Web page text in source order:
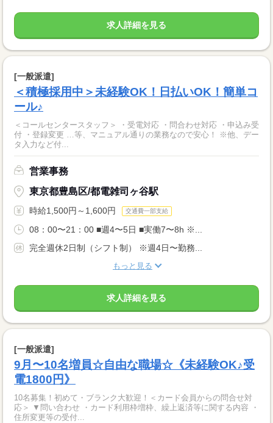
求人詳細を見る
[一般派遣]
＜積極採用中＞未経験OK！日払いOK！簡単コ
ール♪
＜コールセンタースタッフ＞ ・受電対応 ・問合わせ対応 ・申込み受
付 ・登録変更 …等、マニュアル通りの業務なので安心！ ※他、デー
タ入力など付...
営業事務
東京都豊島区/都電雑司ヶ谷駅
時給1,500円～1,600円 交通費一部支給
08：00〜21：00 ■週4〜5日 ■実働7〜8h ※...
完全週休2日制（シフト制） ※週4日〜勤務...
もっと見る
求人詳細を見る
[一般派遣]
9月〜10名増員☆自由な職場☆《未経験OK♪受
電1800円》
10名募集！初めて・ブランク大歓迎！＜カード会員からの問合せ対
応＞ ▼問い合わせ ・カード利用枠増枠、繰上返済等に関する内容 ・
住所変更等の受付...